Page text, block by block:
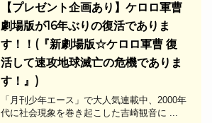
【プレゼント企画あり】ケロロ軍曹
劇場版が16年ぶりの復活でありま
す！！(『新劇場版☆ケロロ軍曹 復
活して速攻地球滅亡の危機でありま
す！』)
「月刊少年エース」で大人気連載中、2000年
代に社会現象を巻き起こした吉崎観音に ...